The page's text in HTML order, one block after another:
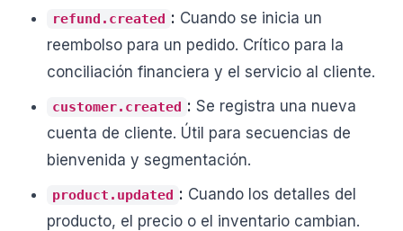
refund.created : Cuando se inicia un
reembolso para un pedido. Crítico para la
conciliación financiera y el servicio al cliente.
customer.created : Se registra una nueva
cuenta de cliente. Útil para secuencias de
bienvenida y segmentación.
product.updated : Cuando los detalles del
producto, el precio o el inventario cambian.